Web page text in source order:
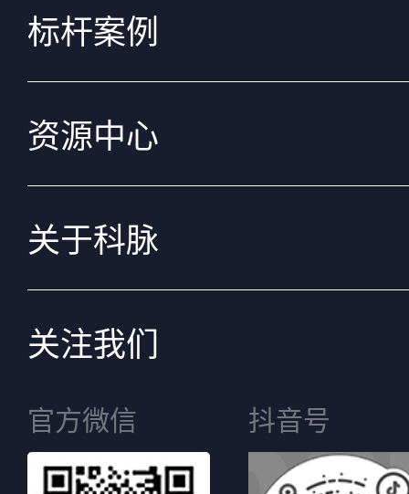
标杆案例
资源中心
关于科脉
关注我们
官方微信 抖音号